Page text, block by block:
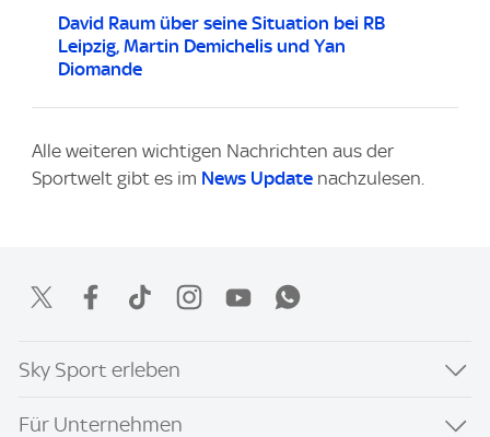
David Raum über seine Situation bei RB
Leipzig, Martin Demichelis und Yan
Diomande
Alle weiteren wichtigen Nachrichten aus der
Sportwelt gibt es im News Update nachzulesen.
Sky Sport erleben
Für Unternehmen